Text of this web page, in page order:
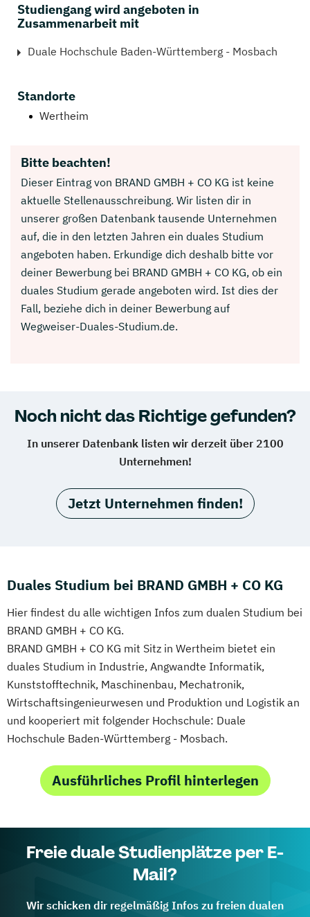
Studiengang wird angeboten in
Zusammenarbeit mit
Duale Hochschule Baden-Württemberg - Mosbach
Standorte
Wertheim
Bitte beachten!
Dieser Eintrag von BRAND GMBH + CO KG ist keine
aktuelle Stellenausschreibung. Wir listen dir in
unserer großen Datenbank tausende Unternehmen
auf, die in den letzten Jahren ein duales Studium
angeboten haben. Erkundige dich deshalb bitte vor
deiner Bewerbung bei BRAND GMBH + CO KG, ob ein
duales Studium gerade angeboten wird. Ist dies der
Fall, beziehe dich in deiner Bewerbung auf
Wegweiser-Duales-Studium.de.
Noch nicht das Richtige gefunden?
In unserer Datenbank listen wir derzeit über 2100
Unternehmen!
Jetzt Unternehmen finden!
Duales Studium bei BRAND GMBH + CO KG
Hier findest du alle wichtigen Infos zum dualen Studium bei
BRAND GMBH + CO KG.
BRAND GMBH + CO KG mit Sitz in Wertheim bietet ein
duales Studium in Industrie, Angwandte Informatik,
Kunststofftechnik, Maschinenbau, Mechatronik,
Wirtschaftsingenieurwesen und Produktion und Logistik an
und kooperiert mit folgender Hochschule: Duale
Hochschule Baden-Württemberg - Mosbach.
Ausführliches Profil hinterlegen
Freie duale Studienplätze per E-
Mail?
Wir schicken dir regelmäßig Infos zu freien dualen